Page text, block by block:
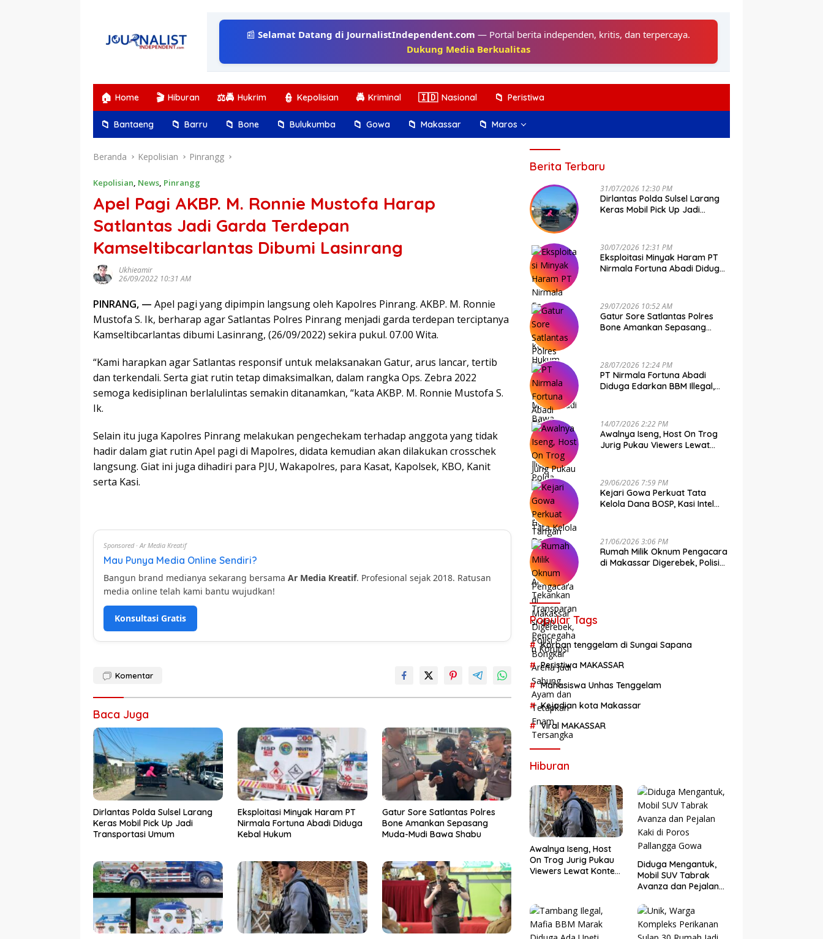
📰Selamat Datang di JournalistIndependent.com — Portal berita independen, kritis, dan terpercaya.
Dukung Media Berkualitas
🏠 Home 🎬 Hiburan ⚖️🚔 Hukrim 👮 Kepolisian 🚔 Kriminal 🇮🇩 Nasional 📁 Peristiwa
📁 Bantaeng 📁 Barru 📁 Bone 📁 Bulukumba 📁 Gowa 📁 Makassar 📁 Maros
Beranda Kepolisian Pinrangg
Kepolisian, News, Pinrangg
Apel Pagi AKBP. M. Ronnie Mustofa Harap
Satlantas Jadi Garda Terdepan
Kamseltibcarlantas Dibumi Lasinrang
Ukhieamir
26/09/2022 10:31 AM
PINRANG, — Apel pagi yang dipimpin langsung oleh Kapolres Pinrang. AKBP. M. Ronnie
Mustofa S. Ik, berharap agar Satlantas Polres Pinrang menjadi garda terdepan terciptanya
Kamseltibcarlantas dibumi Lasinrang, (26/09/2022) sekira pukul. 07.00 Wita.
“Kami harapkan agar Satlantas responsif untuk melaksanakan Gatur, arus lancar, tertib
dan terkendali. Serta giat rutin tetap dimaksimalkan, dalam rangka Ops. Zebra 2022
semoga kedisiplinan berlalulintas semakin ditanamkan, “kata AKBP. M. Ronnie Mustofa S.
Ik.
Selain itu juga Kapolres Pinrang melakukan pengechekam terhadap anggota yang tidak
hadir dalam giat rutin Apel pagi di Mapolres, didata kemudian akan dilakukan crosschek
langsung. Giat ini juga dihadiri para PJU, Wakapolres, para Kasat, Kapolsek, KBO, Kanit
serta Kasi.
Sponsored · Ar Media Kreatif
Mau Punya Media Online Sendiri?
Bangun brand medianya sekarang bersama Ar Media Kreatif. Profesional sejak 2018. Ratusan
media online telah kami bantu wujudkan!
Konsultasi Gratis
Komentar
Baca Juga
Dirlantas Polda Sulsel Larang
Keras Mobil Pick Up Jadi
Transportasi Umum
Eksploitasi Minyak Haram PT
Nirmala Fortuna Abadi Diduga
Kebal Hukum
Gatur Sore Satlantas Polres
Bone Amankan Sepasang
Muda-Mudi Bawa Shabu
Berita Terbaru
31/07/2026 12:30 PM
Dirlantas Polda Sulsel Larang
Keras Mobil Pick Up Jadi
30/07/2026 12:31 PM
Eksploitasi Minyak Haram PT
Nirmala Fortuna Abadi Diduga
29/07/2026 10:52 AM
Gatur Sore Satlantas Polres
Bone Amankan Sepasang
28/07/2026 12:24 PM
PT Nirmala Fortuna Abadi
Diduga Edarkan BBM Illegal,
14/07/2026 2:22 PM
Awalnya Iseng, Host On Trog
Jurig Pukau Viewers Lewat
29/06/2026 7:59 PM
Kejari Gowa Perkuat Tata
Kelola Dana BOSP, Kasi Intel
Korupsi
21/06/2026 3:06 PM
Rumah Milik Oknum Pengacara
di Makassar Digerebek, Polisi
Popular Tags
Korban tenggelam di Sungai Sapana
Peristiwa MAKASSAR
Mahasiswa Unhas Tenggelam
Kejadian kota Makassar
Viral MAKASSAR
Hiburan
Awalnya Iseng, Host
On Trog Jurig Pukau
Viewers Lewat Konten
Diduga Mengantuk,
Mobil SUV Tabrak
Avanza dan Pejalan
Pallangga Gowa